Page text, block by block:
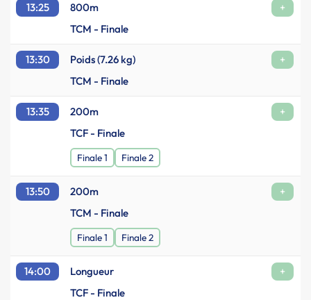
13:25 800m
+
TCM - Finale
13:30 Poids (7.26 kg)
+
TCM - Finale
13:35 200m
+
TCF - Finale
Finale 1 Finale 2
13:50 200m
+
TCM - Finale
Finale 1 Finale 2
14:00 Longueur
+
TCF - Finale